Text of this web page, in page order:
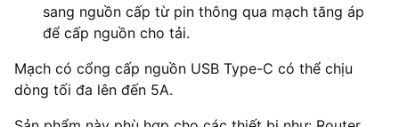
sang nguồn cấp từ pin thông qua mạch tăng áp
để cấp nguồn cho tải.
Mạch có cổng cấp nguồn USB Type-C có thể chịu
dòng tối đa lên đến 5A.